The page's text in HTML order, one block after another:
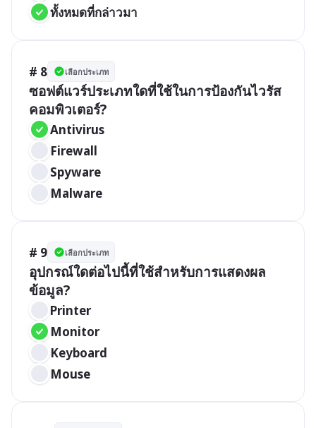
ทั้งหมดที่กล่าวมา
# 8 เลือกประเภท
ซอฟต์แวร์ประเภทใดที่ใช้ในการป้องกันไวรัส
คอมพิวเตอร์?
Antivirus
Firewall
Spyware
Malware
# 9 เลือกประเภท
อุปกรณ์ใดต่อไปนี้ที่ใช้สำหรับการแสดงผล
ข้อมูล?
Printer
Monitor
Keyboard
Mouse